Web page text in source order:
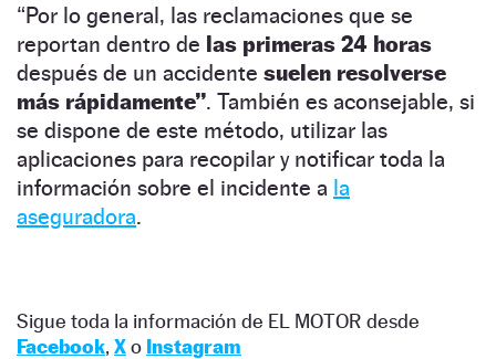
“Por lo general, las reclamaciones que se
reportan dentro de las primeras 24 horas
después de un accidente suelen resolverse
más rápidamente”. También es aconsejable, si
se dispone de este método, utilizar las
aplicaciones para recopilar y notificar toda la
información sobre el incidente a la
aseguradora.
Sigue toda la información de EL MOTOR desde
Facebook, Xo Instagram